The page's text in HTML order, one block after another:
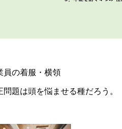
員の着服・横領
題は頭を悩ませる種だろう。